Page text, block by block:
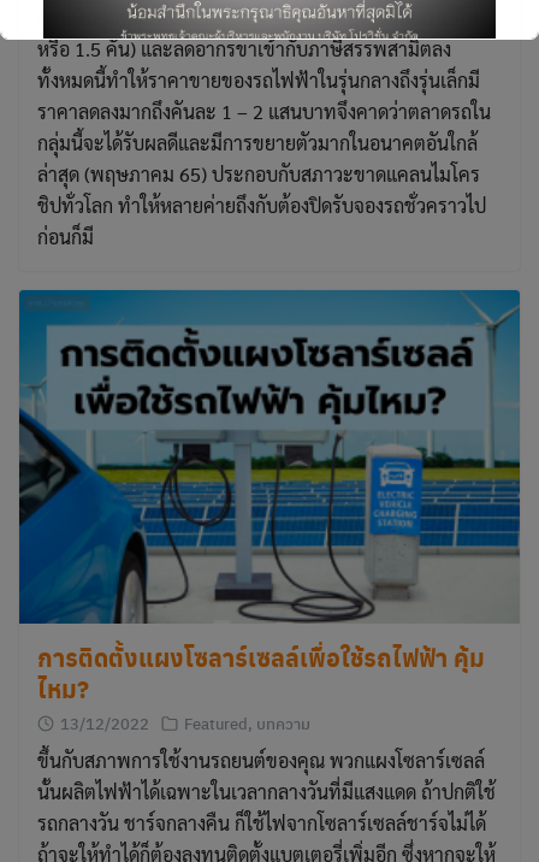
ตามเงินอุดหนุนที่ได้รับ (เช่น ขาย 1 คัน ต้องประกอบ 1 คัน
หรือ 1.5 คัน) และลดอากรขาเข้ากับภาษีสรรพสามิตลง
ทั้งหมดนี้ทำให้ราคาขายของรถไฟฟ้าในรุ่นกลางถึงรุ่นเล็กมี
ราคาลดลงมากถึงคันละ 1 – 2 แสนบาทจึงคาดว่าตลาดรถใน
กลุ่มนี้จะได้รับผลดีและมีการขยายตัวมากในอนาคตอันใกล้
ล่าสุด (พฤษภาคม 65) ประกอบกับสภาวะขาดแคลนไมโคร
ชิปทั่วโลก ทำให้หลายค่ายถึงกับต้องปิดรับจองรถชั่วคราวไป
ก่อนก็มี
การติดตั้งแผงโซลาร์เซลล์เพื่อใช้รถไฟฟ้า คุ้ม
ไหม?
13/12/2022 Featured, บทความ
ขึ้นกับสภาพการใช้งานรถยนต์ของคุณ พวกแผงโซลาร์เซลล์
นั้นผลิตไฟฟ้าได้เฉพาะในเวลากลางวันที่มีแสงแดด ถ้าปกติใช้
รถกลางวัน ชาร์จกลางคืน ก็ใช้ไฟจากโซลาร์เซลล์ชาร์จไม่ได้
ถ้าจะให้ทำได้ก็ต้องลงทุนติดตั้งแบตเตอรี่เพิ่มอีก ซึ่งหากจะให้
This will close in3seconds